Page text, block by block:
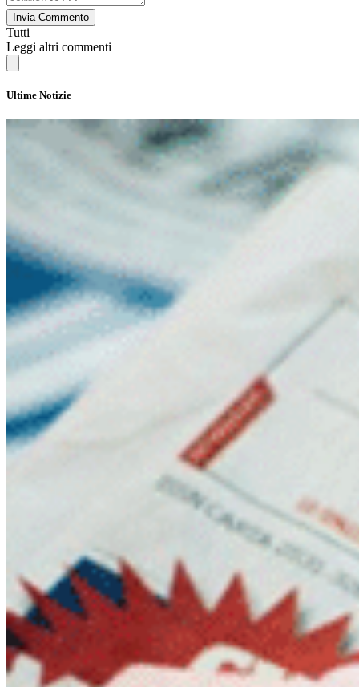
Invia Commento
Tutti
Leggi altri commenti
Ultime Notizie